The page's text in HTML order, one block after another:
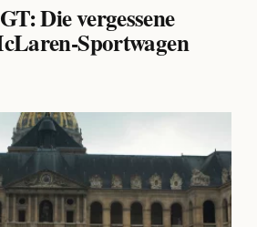
Die vergessene
Sportwagen